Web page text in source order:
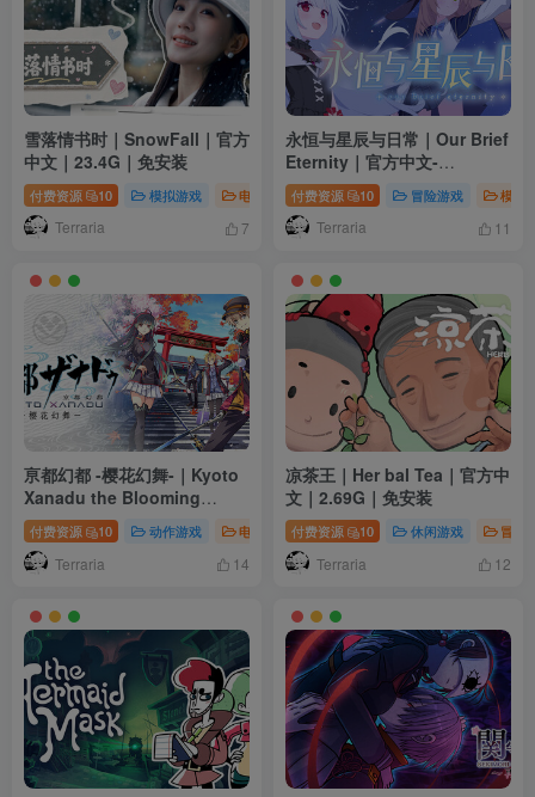
雪落情书时｜SnowFall｜官方
中文｜23.4G｜免安装
付费资源 10 模拟游戏 电脑游戏 角色扮演
Terraria 7
永恒与星辰与日常｜Our Brief
Eternity｜官方中文-
Build.24288233｜1.99G｜免
安装
付费资源 10 冒险游戏 模拟
Terraria 11
亰都幻都 -樱花幻舞-｜Kyoto
Xanadu the Blooming
Phantom｜官方中文-v1.03.2
｜24.7G｜免安装
付费资源 10 动作游戏 电脑游戏 角色扮演
Terraria 14
凉茶王｜Her bal Tea｜官方中
文｜2.69G｜免安装
付费资源 10 休闲游戏 冒险
Terraria 12